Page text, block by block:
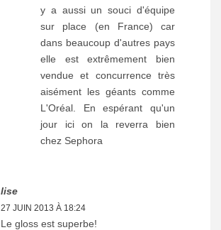
y a aussi un souci d'équipe
sur place (en France) car
dans beaucoup d'autres pays
elle est extrêmement bien
vendue et concurrence très
aisément les géants comme
L'Oréal. En espérant qu'un
jour ici on la reverra bien
chez Sephora
lise
27 JUIN 2013 À 18:24
Le gloss est superbe!